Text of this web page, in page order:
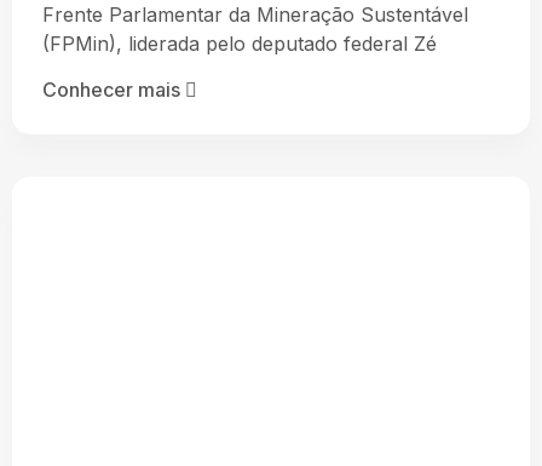
Frente Parlamentar da Mineração Sustentável
(FPMin), liderada pelo deputado federal Zé
Conhecer mais